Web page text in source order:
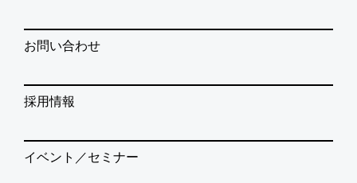
お問い合わせ
採用情報
イベント／セミナー